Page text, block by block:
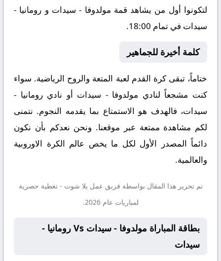
لتكونوا أول من يشاهد قمة مولدوفا - سيدات و رومانيا -
سيدات في تمام 18:00.
كلمة أخيرة للجماهير
ختاماً، تبقى كرة القدم لعبة المتعة والروح الرياضية. سواء
كنت مشجعاً لنادي مولدوفا - سيدات أو نادي رومانيا -
سيدات، فالهدف هو الاستمتاع بما يقدمه النجوم. نتمنى
لكم مشاهدة ممتعة عبر موقعنا. ونحن نعدكم بأن نكون
دائماً المصدر الأول لكل ما يخص عالم الكرة الاوروبية
والعالمية.
تم تحرير هذا المقال بواسطة فريق عمل يلا شوت - تغطية حصرية
لمباريات عام 2026.
بطاقة المباراة مولدوفا - سيدات Vs رومانيا -
سيدات